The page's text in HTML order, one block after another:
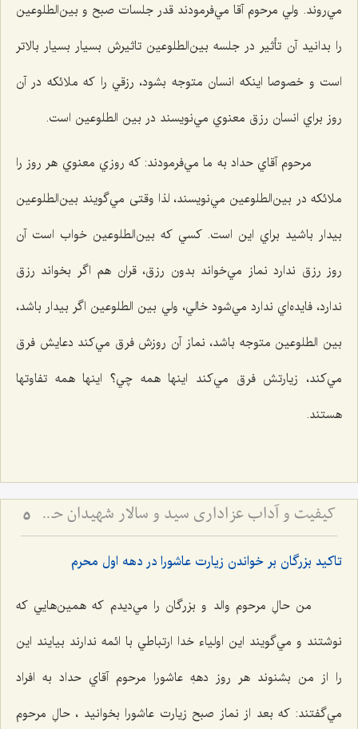
مي‌روند. ولي مرحوم آقا مي‌فرمودند قدر جلسات صبح و بين‌الطلوعين
را بدانيد آن تأثير در جلسه بين‌الطلوعين تاثيرش بسيار بسيار بالاتر
است و خصوصا اينكه انسان متوجه بشود، رزقي را كه ملائكه در آن
روز براي انسان رزق معنوي مي‌نويسند در بين الطلوعين است.
مرحوم آقاي حداد به ما مي‌فرمودند: كه روزي معنوي هر روز را
ملائكه در بين‌الطلوعين مي‌نويسند، لذا وقتی مي‌گويند بين‌الطلوعين
بيدار باشيد براي اين است. كسي كه بين‌الطلوعين خواب است آن
روز رزق ندارد نماز مي‌خواند بدون رزق، قران هم اگر بخواند رزق
ندارد، فايده‌اي ندارد مي‌شود خالي، ولي بين الطلوعين اگر بيدار باشد،
بين الطلوعين متوجه باشد، نماز آن روزش فرق مي‌كند دعايش فرق
مي‌كند، زيارتش فرق مي‌كند اينها همه چي؟ اينها همه تفاوتها
هستند.
کیفیت و آداب عزاداری سید و سالار شهیدان حضرت أباعبداللَه الحسین علیه السلام 5
تاكيد بزرگان بر خواندن زيارت عاشورا در دهه اول محرم
من حالِ مرحوم والد و بزرگان را مي‌دیدم که همين‌هايي كه
نوشتند و مي‌گويند اين اولياء ‌خدا ارتباطي با ائمه ندارند بيايند اين
را از من بشنوند هر روز دههِ عاشورا مرحوم آقاي حداد به افراد
مي‌گفتند: كه بعد از نماز صبح زيارت عاشورا بخوانيد ، حالِ مرحوم